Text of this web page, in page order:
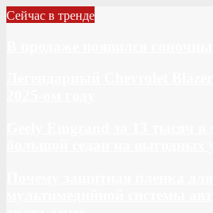
Сейчас в тренде